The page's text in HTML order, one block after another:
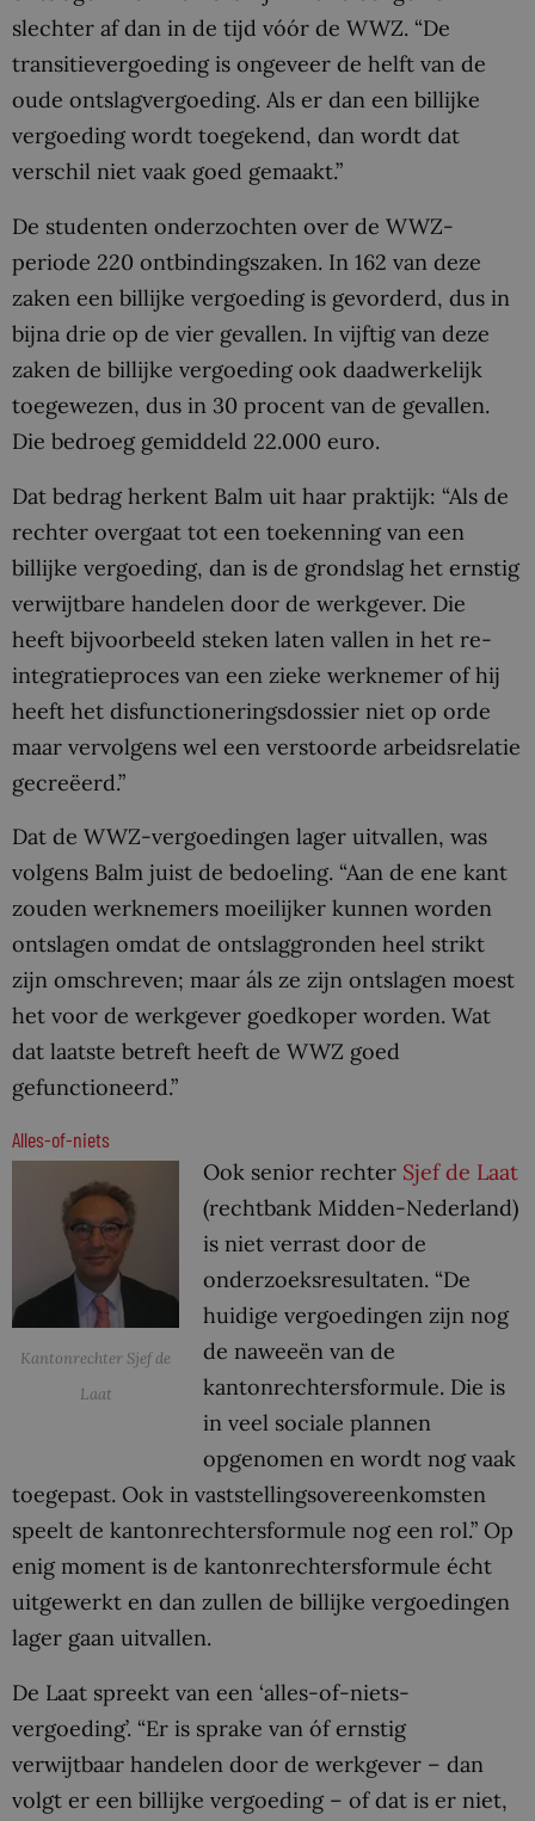
slechter af dan in de tijd vóór de WWZ. “De
transitievergoeding is ongeveer de helft van de
oude ontslagvergoeding. Als er dan een billijke
vergoeding wordt toegekend, dan wordt dat
verschil niet vaak goed gemaakt.”
De studenten onderzochten over de WWZ-
periode 220 ontbindingszaken. In 162 van deze
zaken een billijke vergoeding is gevorderd, dus in
bijna drie op de vier gevallen. In vijftig van deze
zaken de billijke vergoeding ook daadwerkelijk
toegewezen, dus in 30 procent van de gevallen.
Die bedroeg gemiddeld 22.000 euro.
Dat bedrag herkent Balm uit haar praktijk: “Als de
rechter overgaat tot een toekenning van een
billijke vergoeding, dan is de grondslag het ernstig
verwijtbare handelen door de werkgever. Die
heeft bijvoorbeeld steken laten vallen in het re-
integratieproces van een zieke werknemer of hij
heeft het disfunctioneringsdossier niet op orde
maar vervolgens wel een verstoorde arbeidsrelatie
gecreëerd.”
Dat de WWZ-vergoedingen lager uitvallen, was
volgens Balm juist de bedoeling. “Aan de ene kant
zouden werknemers moeilijker kunnen worden
ontslagen omdat de ontslaggronden heel strikt
zijn omschreven; maar áls ze zijn ontslagen moest
het voor de werkgever goedkoper worden. Wat
dat laatste betreft heeft de WWZ goed
gefunctioneerd.”
Alles-of-niets
Kantonrechter Sjef de
Laat
Ook senior rechter Sjef de Laat
(rechtbank Midden-Nederland)
is niet verrast door de
onderzoeksresultaten. “De
huidige vergoedingen zijn nog
de naweeën van de
kantonrechtersformule. Die is
in veel sociale plannen
opgenomen en wordt nog vaak
toegepast. Ook in vaststellingsovereenkomsten
speelt de kantonrechtersformule nog een rol.” Op
enig moment is de kantonrechtersformule écht
uitgewerkt en dan zullen de billijke vergoedingen
lager gaan uitvallen.
De Laat spreekt van een ‘alles-of-niets-
vergoeding’. “Er is sprake van óf ernstig
verwijtbaar handelen door de werkgever – dan
volgt er een billijke vergoeding – of dat is er niet,